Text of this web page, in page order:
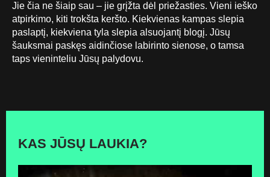
Jie čia ne šiaip sau – jie grįžta dėl priežasties. Vieni ieško
atpirkimo, kiti trokšta keršto. Kiekvienas kampas slepia
paslaptį, kiekviena tyla slepia alsuojantį blogį. Jūsų
šauksmai paskęs aidinčiose labirinto sienose, o tamsa
taps vieninteliu Jūsų palydovu.
KAS JŪSŲ LAUKIA?